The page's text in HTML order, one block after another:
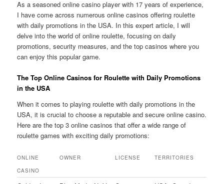
As a seasoned online casino player with 17 years of experience,
I have come across numerous online casinos offering roulette
with daily promotions in the USA. In this expert article, I will
delve into the world of online roulette, focusing on daily
promotions, security measures, and the top casinos where you
can enjoy this popular game.
The Top Online Casinos for Roulette with Daily Promotions
in the USA
When it comes to playing roulette with daily promotions in the
USA, it is crucial to choose a reputable and secure online casino.
Here are the top 3 online casinos that offer a wide range of
roulette games with exciting daily promotions:
ONLINE
CASINO
OWNER LICENSE TERRITORIES